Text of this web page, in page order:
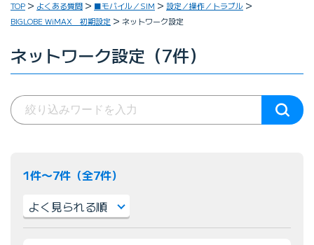
TOP よくある質問 ■モバイル／SIM
設定／操作／トラブル
BIGLOBE WiMAX 初期設定
ネットワーク設定
ネットワーク設定（7件）
1件〜7件（全7件）